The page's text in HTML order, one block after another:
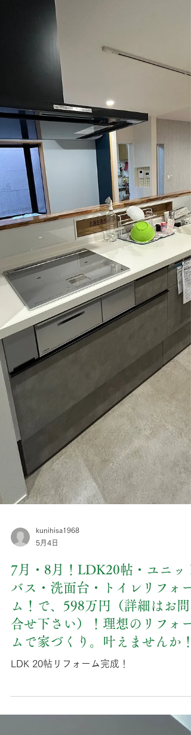
能！ 広々とした窓と自然光が差し込むリビ
ングルーム、勾配天井が開放感を演出。 シ
スペースが整った落ち着いた空間。 広々と
したリビングルームには、大きな窓から見
る美しい自然の景色が広がり、木製の天井
家具が温かみを加えています。
kunihisa1968
5月4日
7月・8月！LDK20帖・ユニッ
ムで家づくり。叶えませんか！